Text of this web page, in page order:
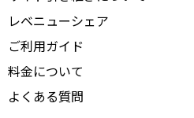
レベニューシェア
ご利用ガイド
料金について
よくある質問